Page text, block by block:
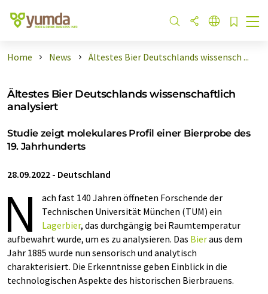
Home News Ältestes Bier Deutschlands wissensch ...
Ältestes Bier Deutschlands wissenschaftlich
analysiert
Studie zeigt molekulares Profil einer Bierprobe des
19. Jahrhunderts
28.09.2022 - Deutschland
N
ach fast 140 Jahren öffneten Forschende der
Technischen Universität München (TUM) ein
Lagerbier, das durchgängig bei Raumtemperatur
aufbewahrt wurde, um es zu analysieren. Das Bieraus dem
Jahr 1885 wurde nun sensorisch und analytisch
charakterisiert. Die Erkenntnisse geben Einblick in die
technologischen Aspekte des historischen Bierbrauens.